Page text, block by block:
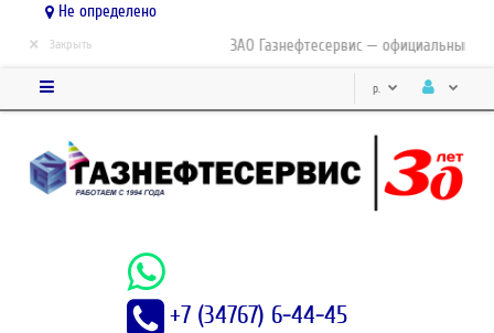
Не определено
ЗАО Газнефтесервис — официальный
× Закрыть
р.
+7 (34767) 6-44-45